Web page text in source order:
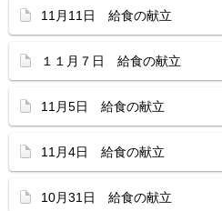
11月11日 給食の献立
１１月７日 給食の献立
11月5日 給食の献立
11月4日 給食の献立
10月31日 給食の献立